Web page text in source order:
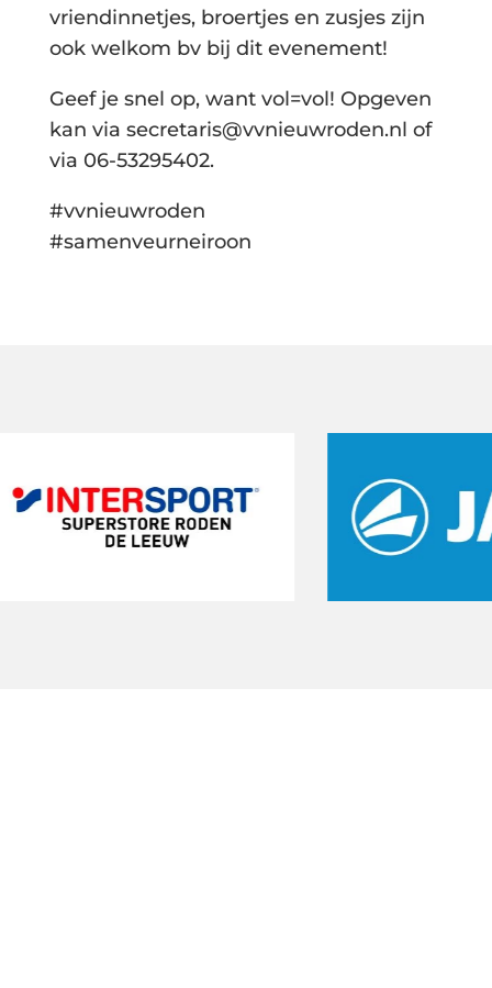
vriendinnetjes, broertjes en zusjes zijn
ook welkom bv bij dit evenement!
Geef je snel op, want vol=vol! Opgeven
kan via secretaris@vvnieuwroden.nl of
via 06-53295402.
#vvnieuwroden
#samenveurneiroon